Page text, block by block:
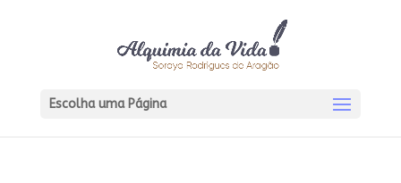
Escolha uma Página